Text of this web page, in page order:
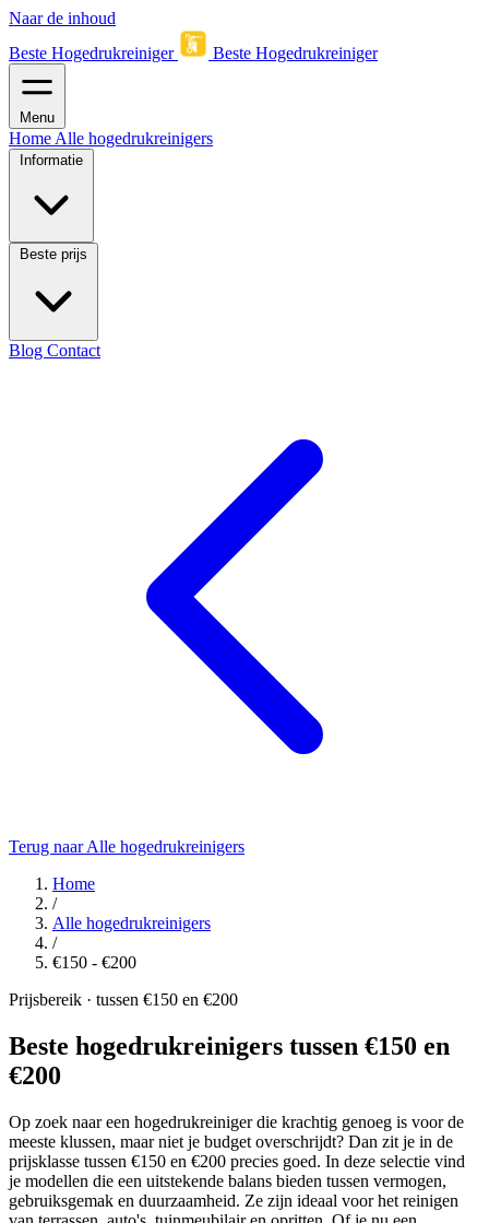
Naar de inhoud
Beste Hogedrukreiniger
Beste Hogedrukreiniger
Menu
Home Alle hogedrukreinigers
Informatie
Beste prijs
Blog Contact
Terug naar Alle hogedrukreinigers
Home
/
Alle hogedrukreinigers
/
€150 - €200
Prijsbereik · tussen €150 en €200
Beste hogedrukreinigers tussen €150 en
€200
Op zoek naar een hogedrukreiniger die krachtig genoeg is voor de
meeste klussen, maar niet je budget overschrijdt? Dan zit je in de
prijsklasse tussen €150 en €200 precies goed. In deze selectie vind
je modellen die een uitstekende balans bieden tussen vermogen,
gebruiksgemak en duurzaamheid. Ze zijn ideaal voor het reinigen